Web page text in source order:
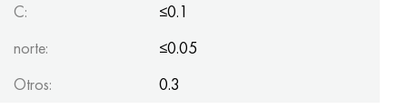
C:
≤0.1
norte:
≤0.05
Otros:
0.3